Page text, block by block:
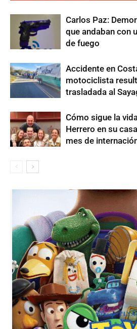
Carlos Paz:
que andaban con
de fuego
Accidente en
motociclista
trasladada al
Cómo sigue la
Herrero en su
mes de